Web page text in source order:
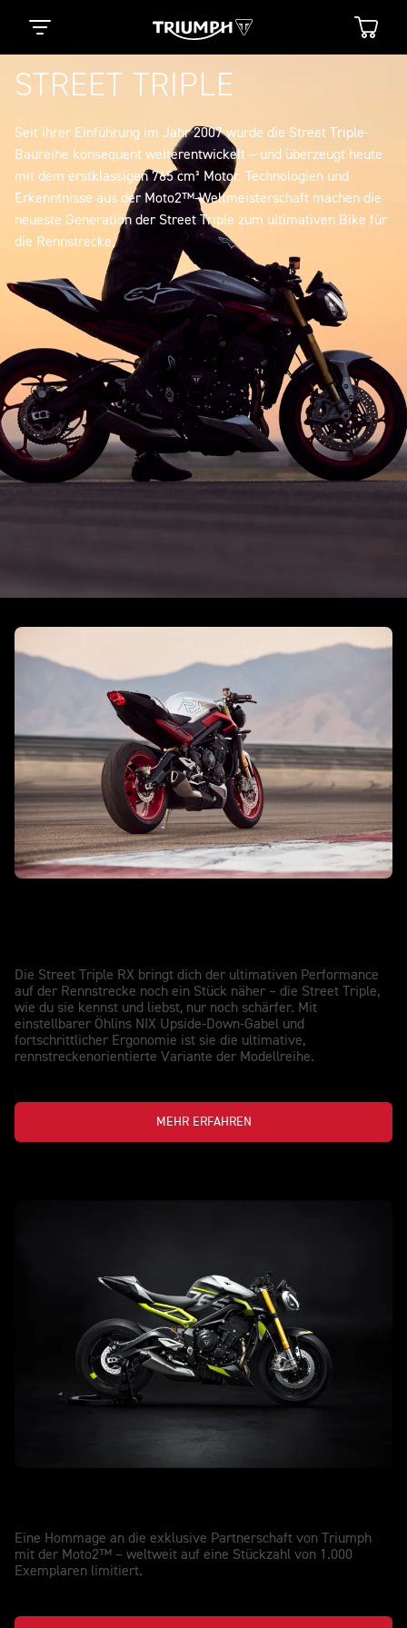
STREET TRIPLE
Seit ihrer Einführung im Jahr 2007 wurde die Street Triple-
Baureihe konsequent weiterentwickelt – und überzeugt heute
mit dem erstklassigen 765 cm³ Motor. Technologien und
Erkenntnisse aus der Moto2™-Weltmeisterschaft machen die
neueste Generation der Street Triple zum ultimativen Bike für
die Rennstrecke.
Die Street Triple RX bringt dich der ultimativen Performance
auf der Rennstrecke noch ein Stück näher – die Street Triple,
wie du sie kennst und liebst, nur noch schärfer. Mit
einstellbarer Öhlins NIX Upside-Down-Gabel und
fortschrittlicher Ergonomie ist sie die ultimative,
rennstreckenorientierte Variante der Modellreihe.
MEHR ERFAHREN
Eine Hommage an die exklusive Partnerschaft von Triumph
mit der Moto2™ – weltweit auf eine Stückzahl von 1.000
Exemplaren limitiert.